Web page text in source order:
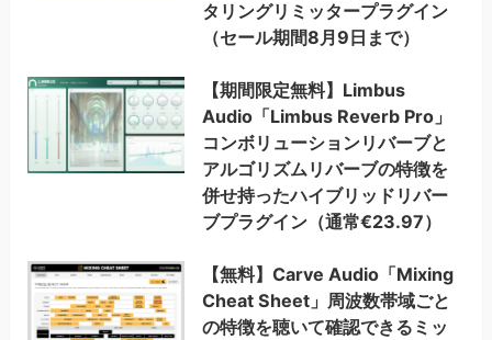
タリングリミッタープラグイン
（セール期間8月9日まで）
【期間限定無料】Limbus
Audio「Limbus Reverb Pro」
コンボリューションリバーブと
アルゴリズムリバーブの特徴を
併せ持ったハイブリッドリバー
ブプラグイン（通常€23.97）
【無料】Carve Audio「Mixing
Cheat Sheet」周波数帯域ごと
の特徴を聴いて確認できるミッ